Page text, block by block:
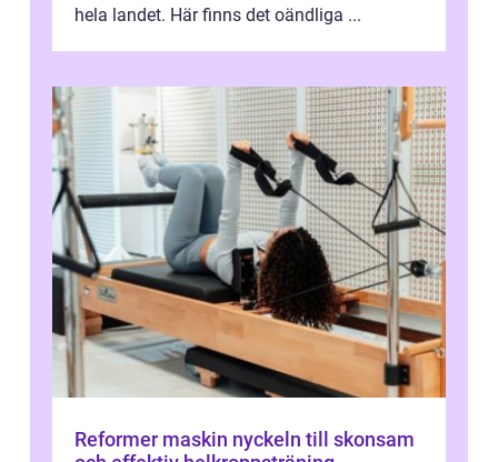
hela landet. Här finns det oändliga ...
Reformer maskin nyckeln till skonsam